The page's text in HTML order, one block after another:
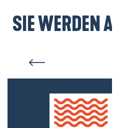
SIE WERDEN